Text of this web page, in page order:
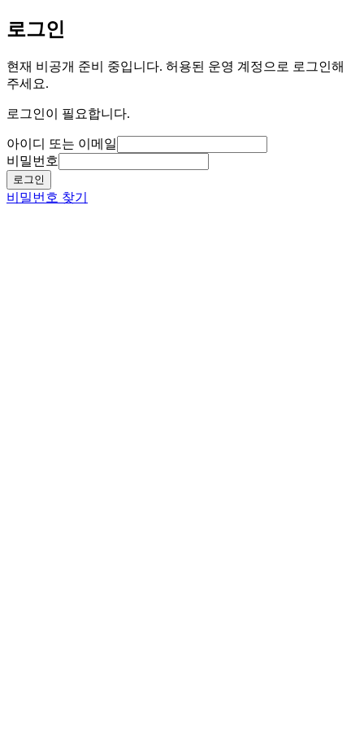
로그인
현재 비공개 준비 중입니다. 허용된 운영 계정으로 로그인해
주세요.
로그인이 필요합니다.
아이디 또는 이메일
비밀번호
로그인
비밀번호 찾기